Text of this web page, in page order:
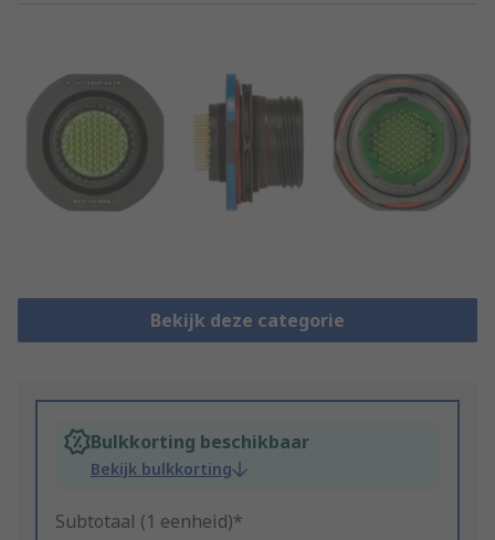
Bekijk deze categorie
Bulkkorting beschikbaar
Bekijk bulkkorting
Subtotaal (1 eenheid)*